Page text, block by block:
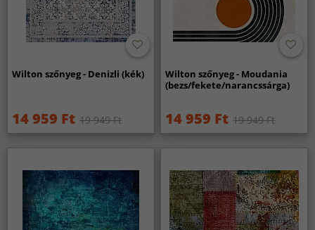
Wilton szőnyeg - Denizli (kék)
14 959 Ft 19 949 Ft
Wilton szőnyeg - Moudania
(bezs/fekete/narancssárga)
14 959 Ft 19 949 Ft